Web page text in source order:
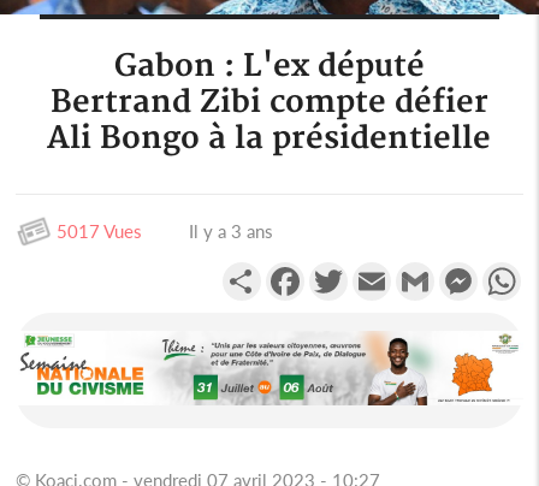
Gabon : L'ex député
Bertrand Zibi compte défier
Ali Bongo à la présidentielle
5017 Vues Il y a 3 ans
PartagerFacebookTwitterEmail Gmail
© Koaci.com - vendredi 07 avril 2023 - 10:27